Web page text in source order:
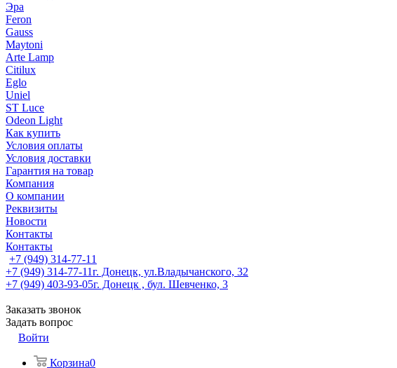
Эра
Feron
Gauss
Maytoni
Arte Lamp
Citilux
Eglo
Uniel
ST Luce
Odeon Light
Как купить
Условия оплаты
Условия доставки
Гарантия на товар
Компания
О компании
Реквизиты
Новости
Контакты
Контакты
+7 (949) 314-77-11
+7 (949) 314-77-11г. Донецк, ул.Владычанского, 32
+7 (949) 403-93-05г. Донецк , бул. Шевченко, 3
Заказать звонок
Задать вопрос
Войти
Корзина0